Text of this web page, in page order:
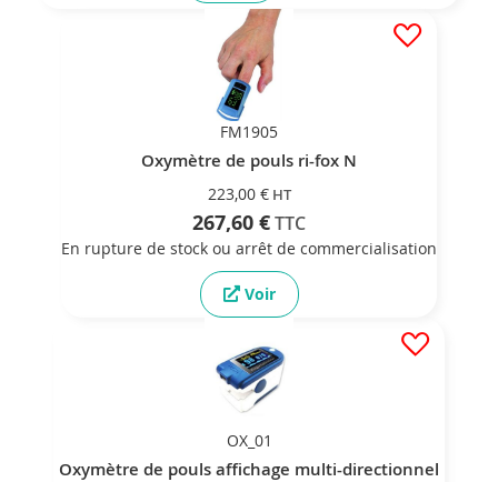
FM1905
Oxymètre de pouls ri-fox N
223,00 €
267,60 €
En rupture de stock ou arrêt de commercialisation
Voir
OX_01
Oxymètre de pouls affichage multi-directionnel